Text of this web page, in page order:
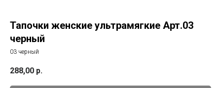
Тапочки женские ультрамягкие Арт.03
черный
03 черный
288,00 р.